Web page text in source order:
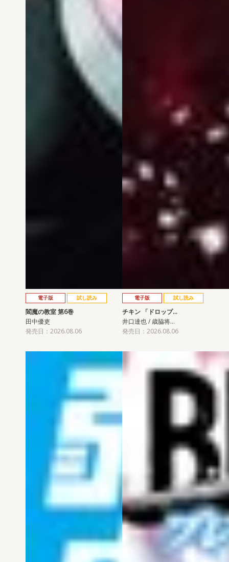
電子版 試し読み
閻魔の教室 第6巻
田中優吏
発売日：2026.08.06
電子版 試し読み
チキン 「ドロップ…
井口達也 / 歳脇将…
発売日：2026.08.06